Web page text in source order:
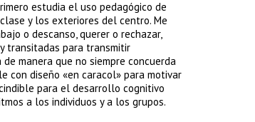
estudia el uso pedagógico de
y los exteriores del centro. Me
o descanso, querer o rechazar,
transitadas para transmitir
manera que no siempre concuerda
con diseño «en caracol» para motivar
para el desarrollo cognitivo
a los individuos y a los grupos.